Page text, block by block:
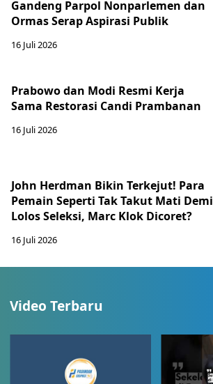
Gandeng Parpol Nonparlemen dan
Ormas Serap Aspirasi Publik
16 Juli 2026
Prabowo dan Modi Resmi Kerja
Sama Restorasi Candi Prambanan
16 Juli 2026
John Herdman Bikin Terkejut! Para
Pemain Seperti Tak Takut Mati Demi
Lolos Seleksi, Marc Klok Dicoret?
16 Juli 2026
Video Terbaru